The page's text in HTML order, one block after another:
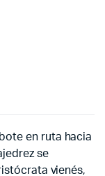
en ruta hacia
se
vienés,